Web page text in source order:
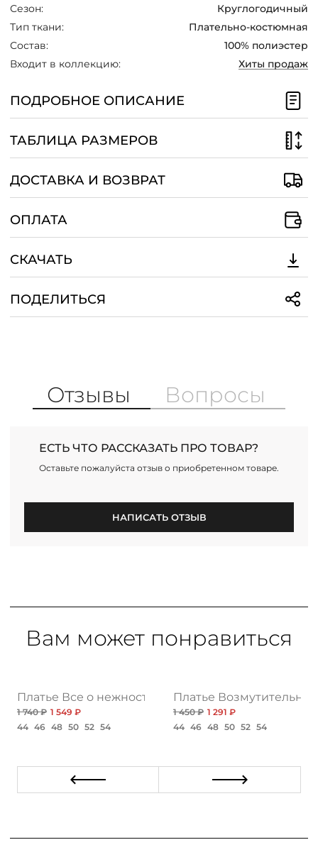
Сезон:
Круглогодичный
Тип ткани:
Плательно-костюмная
Состав:
100% полиэстер
Входит в коллекцию:
Хиты продаж
ПОДРОБНОЕ ОПИСАНИЕ
ТАБЛИЦА РАЗМЕРОВ
ДОСТАВКА И ВОЗВРАТ
ОПЛАТА
СКАЧАТЬ
ПОДЕЛИТЬСЯ
Отзывы Вопросы
ЕСТЬ ЧТО РАССКАЗАТЬ ПРО ТОВАР?
Оставьте пожалуйста отзыв о приобретенном товаре.
НАПИСАТЬ ОТЗЫВ
Вам может понравиться
сирень топ
Платье Все о нежности, топ нью
1 740 ₽ 1 549 ₽
44 46 48 50 52 54
Платье Возмутительно
1 450 ₽ 1 291 ₽
44 46 48 50 52 54